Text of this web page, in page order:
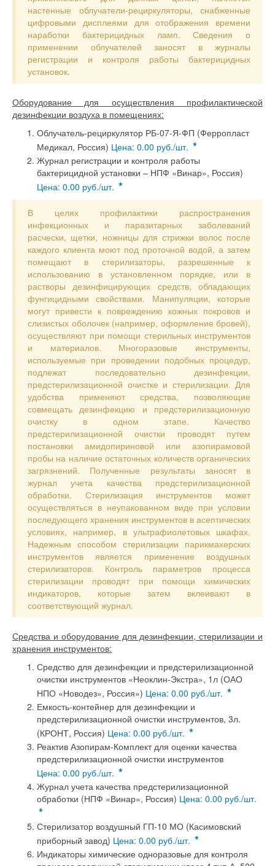
настенные облучатели-рециркуляторы, снабженные
цифровыми дисплеями для отображения времени
наработки бактерицидных ламп. Сведения о
применении облучателей заносят в журналы
регистрации и контроля работы бактерицидных
установок.
Оборудование для осуществления профилактической
дезинфекции воздуха в помещениях:
Облучатель-рециркулятор РБ-07-Я-ФП (Ферропласт
Медикал, Россия) Цена: 0.00 руб./шт. *
Журнал регистрации и контроля работы
бактерицидной установки – НПФ «Винар», Россия)
Цена: 0.00 руб./шт. *
В целях профилактики распространения
инфекционных и паразитарных заболеваний
расчески, щетки, ножницы для стрижки волос после
каждого клиента моют под проточной водой, а затем
помещают в стерилизаторы, разрешенные к
использованию в установленном порядке, или в
растворы дезинфицирующих средств, обладающих
фунгицидными свойствами. Манипуляции, которые
могут привести к повреждению кожных покровов и
слизистых оболочек (например, оформление бровей),
осуществляют при помощи стерильных инструментов
и материалов. Многоразовые инструменты,
используемые при проведении подобных процедур,
подлежат последовательно дезинфекции,
предстерилизационной очистке и стерилизации. Для
удобства применяют средства, позволяющие
совмещать дезинфекцию и предстерилизационную
очистку в одном этапе. Качество
предстерилизационной очистки проводят путем
постановки амидопириновой или азопирамовой
пробы на наличие остаточных количеств органических
загрязнений. Полученные результаты заносят в
журнал учета качества предстерилизационной
обработки. Стерилизация инструментов может
осуществляться в неупакованном виде при условии
последующего хранения инструментов в асептических
условиях, например, в ультрафиолетовых шкафах.
Надежным способом стерилизации парикмахерских
инструментов является применение воздушных
стерилизаторов. Контроль параметров процесса
стерилизации проводят при помощи химических
индикаторов, которые затем вклеивают в
соответствующий журнал.
Средства и оборудование для дезинфекции, стерилизации и
хранения инструментов:
Средство для дезинфекции и предстерилизационной
очистки инструментов «Неоклин-Экстра», 1л (ОАО
НПО «Новодез», Россия») Цена: 0.00 руб./шт. *
Емкость-контейнер для дезинфекции и
предстерилизационной очистки инструментов, 3л.
(КРОНТ, Россия) Цена: 0.00 руб./шт. *
Реактив Азопирам-Комплект для оценки качества
предстерилизационной очистки инструментов
Цена: 0.00 руб./шт. *
Журнал учета качества предстерилизационной
обработки (НПФ «Винар», Россия) Цена: 0.00 руб./шт.
*
Стерилизатор воздушный ГП-10 МО (Касимовский
приборный завод) Цена: 0.00 руб./шт. *
Индикаторы химические одноразовые для контроля